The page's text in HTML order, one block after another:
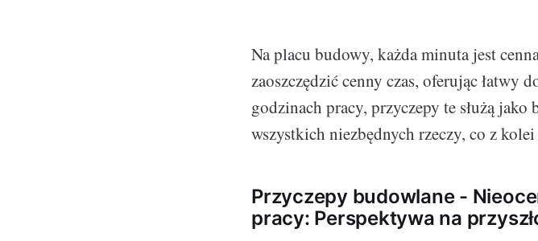
Na placu budowy, każda minuta jest
zaoszczędzić cenny czas, oferując łatwy
godzinach pracy, przyczepy te służą
wszystkich niezbędnych rzeczy, co z
Przyczepy budowlane -
pracy: Perspektywa na